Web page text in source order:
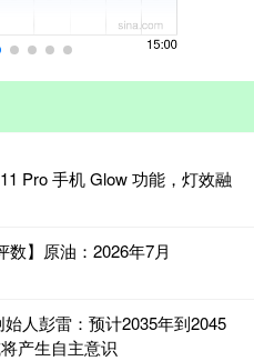
Pro 手机 Glow 功能，灯效融
】原油：2026年7月
人彭雷：预计2035年到2045
产生自主意识